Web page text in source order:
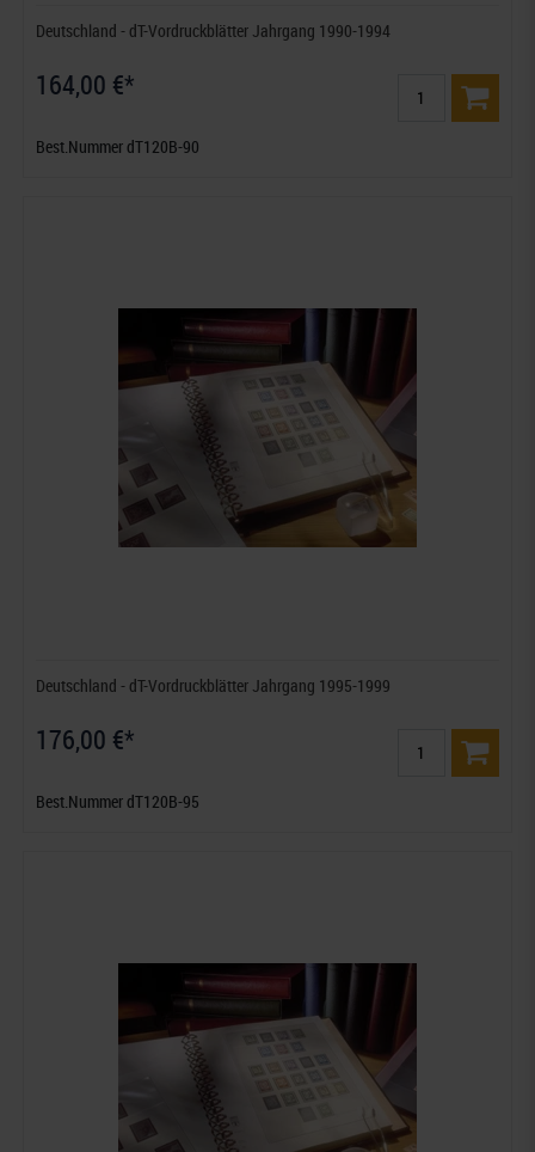
Deutschland - dT-Vordruckblätter Jahrgang 1990-1994
164,00 €*
Best.Nummer dT120B-90
Deutschland - dT-Vordruckblätter Jahrgang 1995-1999
176,00 €*
Best.Nummer dT120B-95